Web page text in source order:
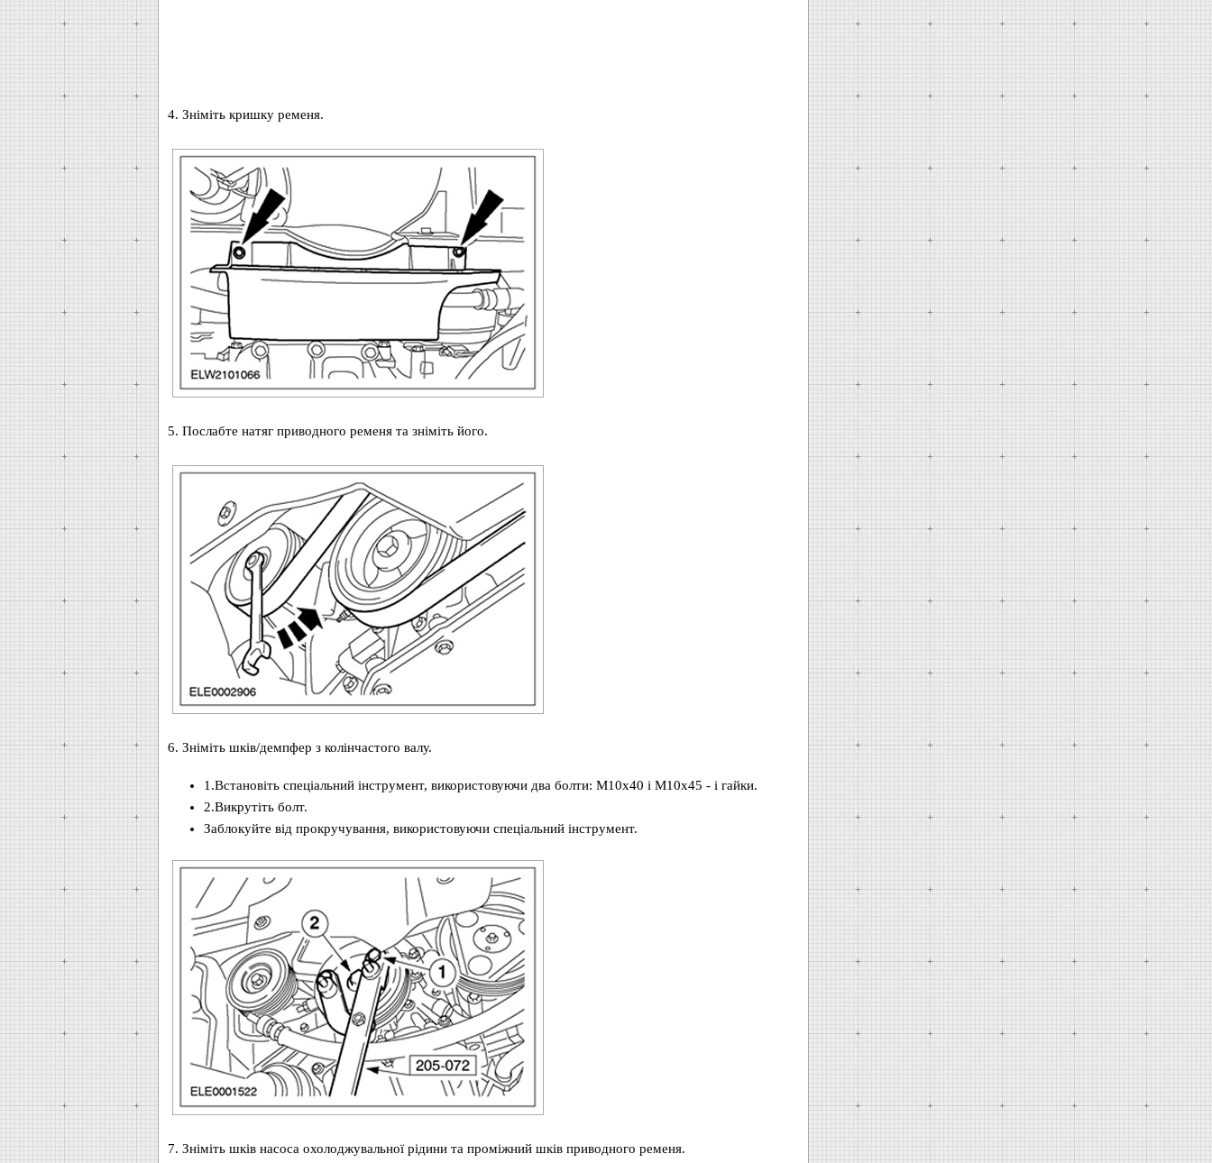
4. Зніміть кришку ременя.
5. Послабте натяг приводного ременя та зніміть його.
6. Зніміть шків/демпфер з колінчастого валу.
1.Встановіть спеціальний інструмент, використовуючи два болти: M10x40 і M10x45 - і гайки.
2.Викрутіть болт.
Заблокуйте від прокручування, використовуючи спеціальний інструмент.
7. Зніміть шків насоса охолоджувальної рідини та проміжний шків приводного ременя.